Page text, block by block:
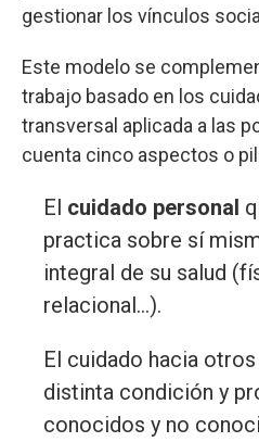
gestionar los vínculos
Este modelo se
trabajo basado en los
transversal aplicada a las
cuenta cinco aspectos o
El cuidado personal
practica sobre sí
integral de su salud
relacional…).
El cuidado hacia
distinta condición y
conocidos y no